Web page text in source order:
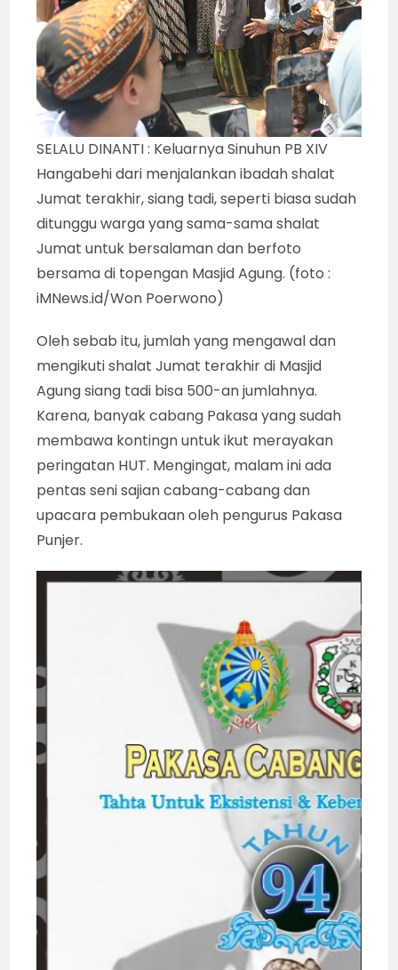
SELALU DINANTI : Keluarnya Sinuhun PB XIV
Hangabehi dari menjalankan ibadah shalat
Jumat terakhir, siang tadi, seperti biasa sudah
ditunggu warga yang sama-sama shalat
Jumat untuk bersalaman dan berfoto
bersama di topengan Masjid Agung. (foto :
iMNews.id/Won Poerwono)
Oleh sebab itu, jumlah yang mengawal dan
mengikuti shalat Jumat terakhir di Masjid
Agung siang tadi bisa 500-an jumlahnya.
Karena, banyak cabang Pakasa yang sudah
membawa kontingn untuk ikut merayakan
peringatan HUT. Mengingat, malam ini ada
pentas seni sajian cabang-cabang dan
upacara pembukaan oleh pengurus Pakasa
Punjer.